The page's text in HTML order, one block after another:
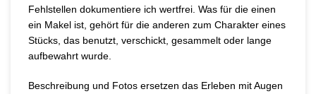
Fehlstellen dokumentiere ich wertfrei. Was für die einen
ein Makel ist, gehört für die anderen zum Charakter eines
Stücks, das benutzt, verschickt, gesammelt oder lange
aufbewahrt wurde.
Beschreibung und Fotos ersetzen das Erleben mit Augen